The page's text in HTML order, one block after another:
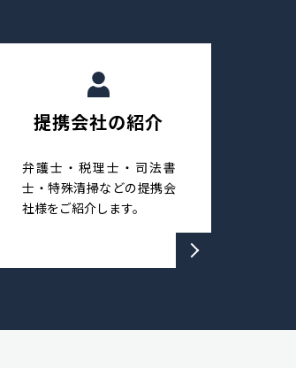
提携会社の紹介
弁護士・税理士・司法書
士・特殊清掃などの提携会
社様をご紹介します。